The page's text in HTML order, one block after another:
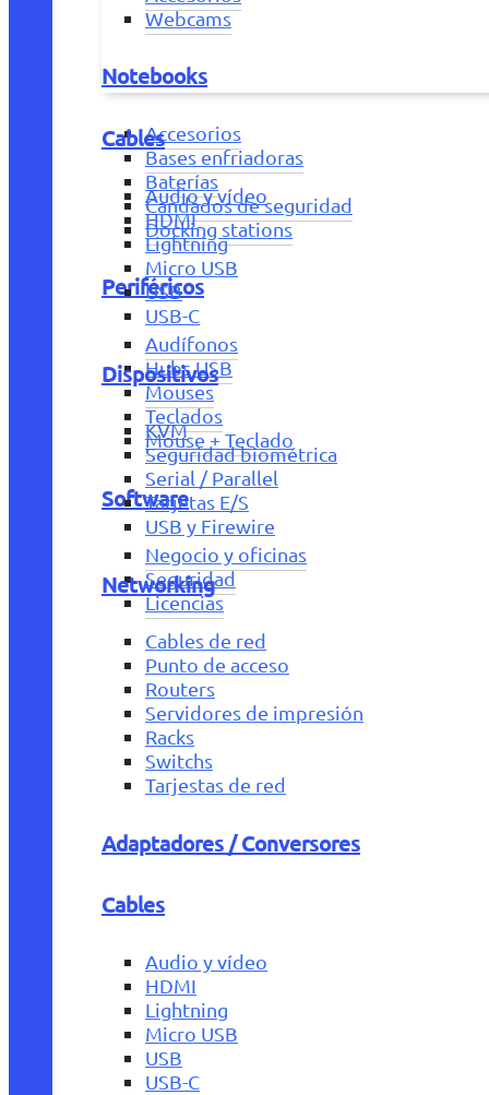
Webcams
Notebooks
Accesorios
Bases enfriadoras
Baterías
Candados de seguridad
Docking stations
Periféricos
Audífonos
Hubs USB
Mouses
Teclados
Mouse + Teclado
Software
Negocio y oficinas
Seguridad
Licencias
Cables
Audio y vídeo
HDMI
Lightning
Micro USB
USB
USB-C
Dispositivos
KVM
Seguridad biométrica
Serial / Parallel
Tarjetas E/S
USB y Firewire
Networking
Cables de red
Punto de acceso
Routers
Servidores de impresión
Racks
Switchs
Tarjestas de red
Adaptadores / Conversores
Cables
Audio y vídeo
HDMI
Lightning
Micro USB
USB
USB-C